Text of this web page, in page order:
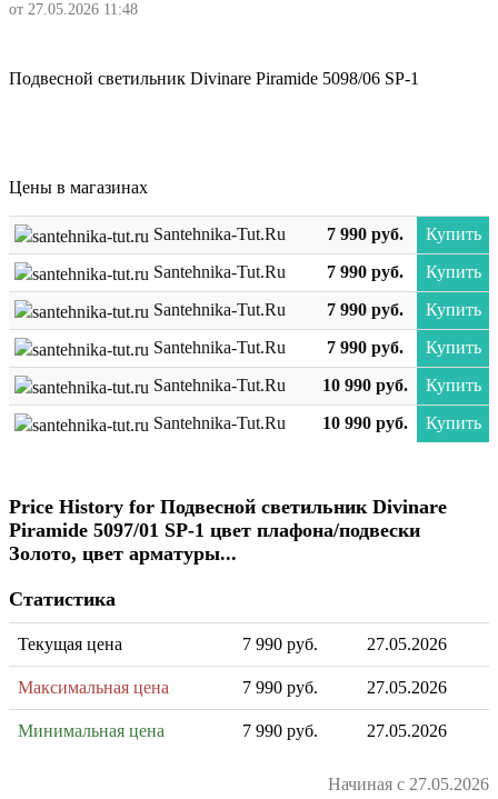
от 27.05.2026 11:48
Подвесной светильник Divinare Piramide 5098/06 SP-1
Цены в магазинах
Santehnika-Tut.ru 7 990 руб.
Купить
Santehnika-Tut.ru
7 990 руб.
Купить
Santehnika-Tut.ru
7 990 руб.
Купить
Santehnika-Tut.ru
7 990 руб.
Купить
Santehnika-Tut.ru
10 990 руб.
Купить
Santehnika-Tut.ru
10 990 руб. Купить
Price History for Подвесной светильник Divinare
Piramide 5097/01 SP-1 цвет плафона/подвески
Золото, цвет арматуры...
Статистика
Текущая цена 7 990 руб. 27.05.2026
Максимальная цена 7 990 руб. 27.05.2026
Минимальная цена 7 990 руб. 27.05.2026
Начиная с 27.05.2026